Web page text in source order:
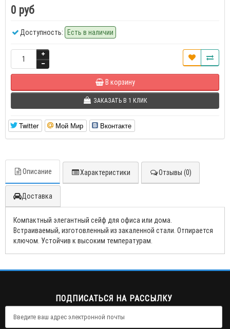
0 руб
Доступность: Есть в наличии
В корзину
ЗАКАЗАТЬ В 1 КЛИК
Twitter Мой Мир Вконтакте
Описание Характеристики Отзывы (0)
Доставка
Компактный элегантный сейф для офиса или дома.
Встраиваемый, изготовленный из закаленной стали. Отпирается
ключом. Устойчив к высоким температурам.
ПОДПИСАТЬСЯ НА РАССЫЛКУ